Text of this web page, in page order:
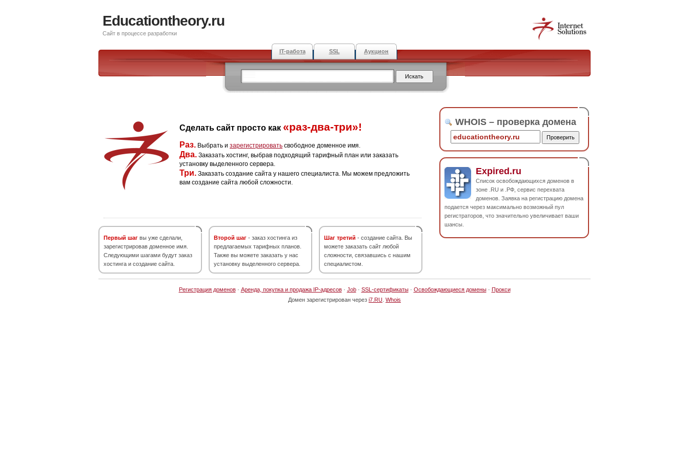
Educationtheory.ru
Сайт в процессе разработки
IT-работа SSL Аукцион
Сделать сайт просто как «раз-два-три»!
Раз. Выбрать и зарегистрировать свободное доменное имя.
Два. Заказать хостинг, выбрав подходящий тарифный план или заказать
установку выделенного сервера.
Три. Заказать создание сайта у нашего специалиста. Мы можем предложить
вам создание сайта любой сложности.
Первый шаг вы уже сделали,
зарегистрировав доменное имя.
Следующими шагами будут заказ
хостинга и создание сайта.
Второй шаг - заказ хостинга из
предлагаемых тарифных планов.
Также вы можете заказать у нас
установку выделенного сервера.
Шаг третий - создание сайта. Вы
можете заказать сайт любой
сложности, связавшись с нашим
специалистом.
WHOIS – проверка домена
Expired.ru
Список освобождающихся доменов в
зоне .RU и .РФ, сервис перехвата
доменов. Заявка на регистрацию домена
подается через максимально возможный пул
регистраторов, что значительно увеличивает ваши
шансы.
Регистрация доменов· Аренда, покупка и продажа IP-адресов· Job· SSL-сертификаты· Освобождающиеся домены· Прокси
Домен зарегистрирован через i7.RU Whois